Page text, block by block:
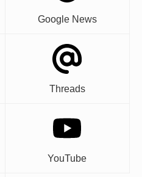
Google News
Threads
YouTube